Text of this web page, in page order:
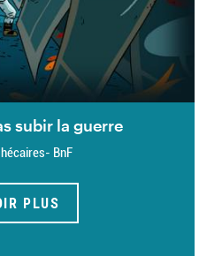
subir la guerre
BnF
PLUS